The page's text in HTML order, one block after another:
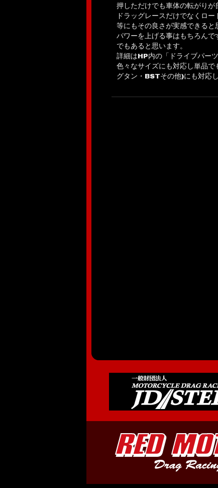
押しただけでも車体の転がりが
ドラッグレースだけでなくロ
等にもその良さが実感できると
パワーを上げる事はもちろん
でもあると思います。
詳細はHP内の「ドライブパー
色々なサイズにも対応し単品
グタン・BSTその他)にも対応し